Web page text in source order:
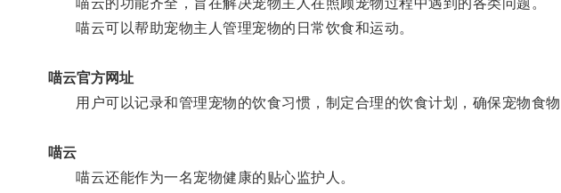
喵云的功能齐全，旨在解决宠物主人在照顾宠物过程中遇到的各类问题。
喵云可以帮助宠物主人管理宠物的日常饮食和运动。
喵云官方网址
用户可以记录和管理宠物的饮食习惯，制定合理的饮食计划，确保宠物食物
喵云
喵云还能作为一名宠物健康的贴心监护人。